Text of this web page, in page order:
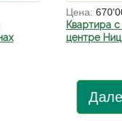
Цена:
Квартира
центре